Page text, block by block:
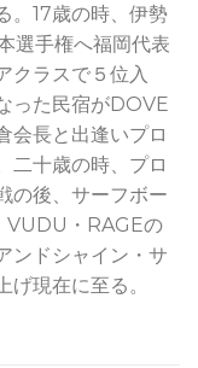
。17歳の時、伊勢
選手権へ福岡代表
クラスで５位入
った民宿がDOVE
会長と出逢いプロ
二十歳の時、プロ
の後、サーフボー
VUDU・RAGEの
ンドシャイン・サ
げ現在に至る。